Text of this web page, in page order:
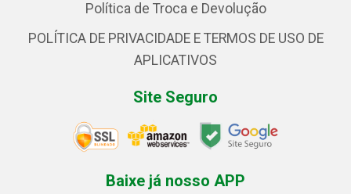
Política de Troca e Devolução
POLÍTICA DE PRIVACIDADE E TERMOS DE USO DE
APLICATIVOS
Site Seguro
Baixe já nosso APP